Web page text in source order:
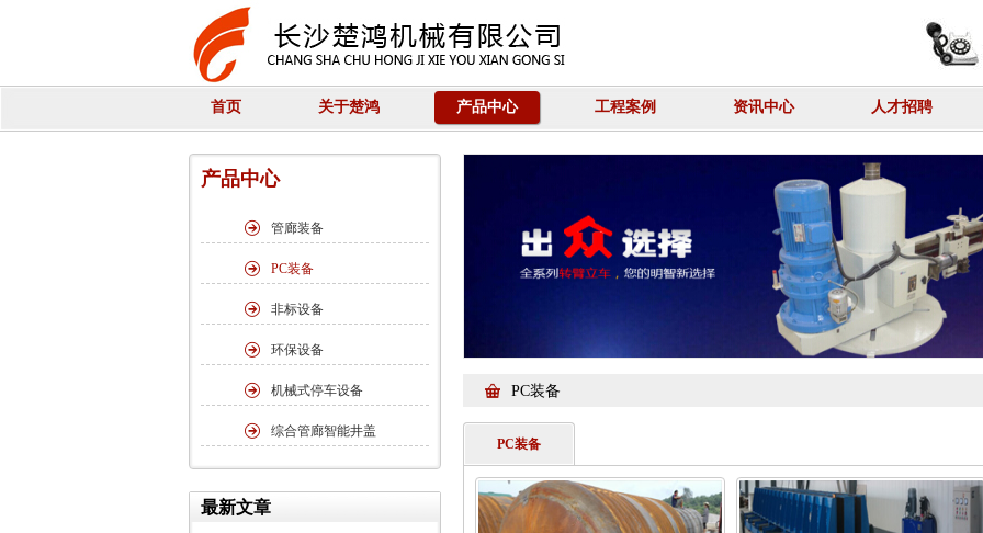
首页 关于楚鸿 产品中心 工程案例 资讯中心 人才招聘
产品中心
管廊装备
PC装备
非标设备
环保设备
机械式停车设备
综合管廊智能井盖
最新文章
PC装备
PC装备